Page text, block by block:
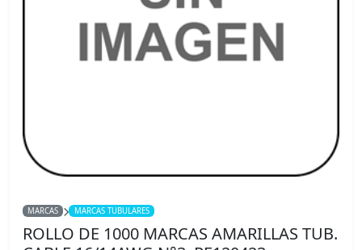
MARCAS MARCAS TUBULARES
ROLLO DE 1000 MARCAS AMARILLAS TUB.